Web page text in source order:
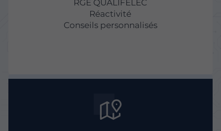
RGE QUALIFELEC
Réactivité
Conseils personnalisés